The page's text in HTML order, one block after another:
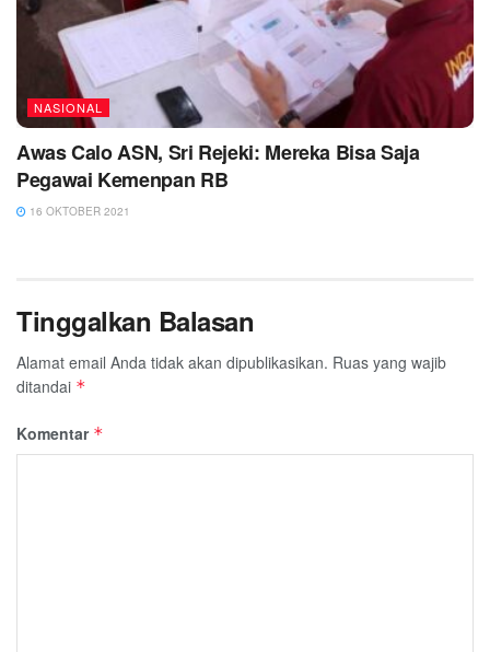
NASIONAL
Awas Calo ASN, Sri Rejeki: Mereka Bisa Saja
Pegawai Kemenpan RB
16 OKTOBER 2021
Tinggalkan Balasan
Alamat email Anda tidak akan dipublikasikan. Ruas yang wajib
ditandai *
Komentar *